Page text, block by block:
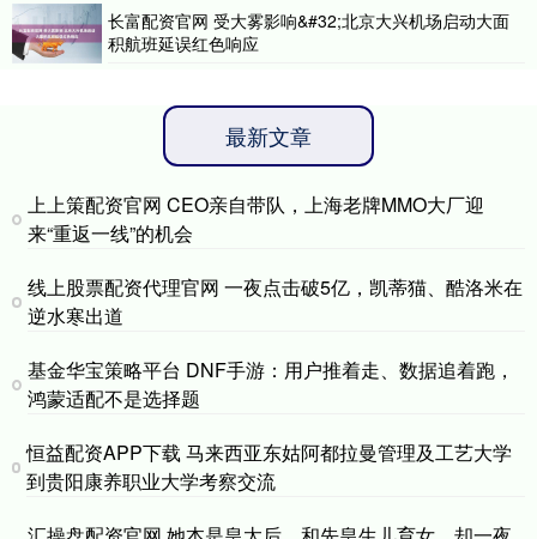
长富配资官网 受大雾影响&#32;北京大兴机场启动大面
积航班延误红色响应
最新文章
上上策配资官网 CEO亲自带队，上海老牌MMO大厂迎
来“重返一线”的机会
线上股票配资代理官网 一夜点击破5亿，凯蒂猫、酷洛米在
逆水寒出道
基金华宝策略平台 DNF手游：用户推着走、数据追着跑，
鸿蒙适配不是选择题
恒益配资APP下载 马来西亚东姑阿都拉曼管理及工艺大学
到贵阳康养职业大学考察交流